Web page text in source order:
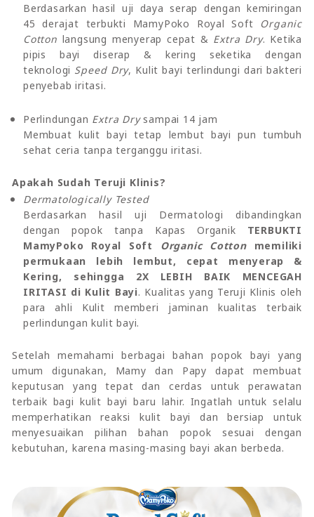
Berdasarkan hasil uji daya serap dengan kemiringan
45 derajat terbukti MamyPoko Royal Soft Organic
Cotton langsung menyerap cepat & Extra Dry. Ketika
pipis bayi diserap & kering seketika dengan
teknologi Speed Dry, Kulit bayi terlindungi dari bakteri
penyebab iritasi.
Perlindungan Extra Drysampai 14 jam
Membuat kulit bayi tetap lembut bayi pun tumbuh
sehat ceria tanpa terganggu iritasi.
Apakah Sudah Teruji Klinis?
Dermatologically Tested
Berdasarkan hasil uji Dermatologi dibandingkan
dengan popok tanpa Kapas Organik TERBUKTI
MamyPoko Royal Soft Organic Cottonmemiliki
permukaan lebih lembut, cepat menyerap &
Kering, sehingga 2X LEBIH BAIK MENCEGAH
IRITASI di Kulit Bayi. Kualitas yang Teruji Klinis oleh
para ahli Kulit memberi jaminan kualitas terbaik
perlindungan kulit bayi.
Setelah memahami berbagai bahan popok bayi yang
umum digunakan, Mamy dan Papy dapat membuat
keputusan yang tepat dan cerdas untuk perawatan
terbaik bagi kulit bayi baru lahir. Ingatlah untuk selalu
memperhatikan reaksi kulit bayi dan bersiap untuk
menyesuaikan pilihan bahan popok sesuai dengan
kebutuhan, karena masing-masing bayi akan berbeda.